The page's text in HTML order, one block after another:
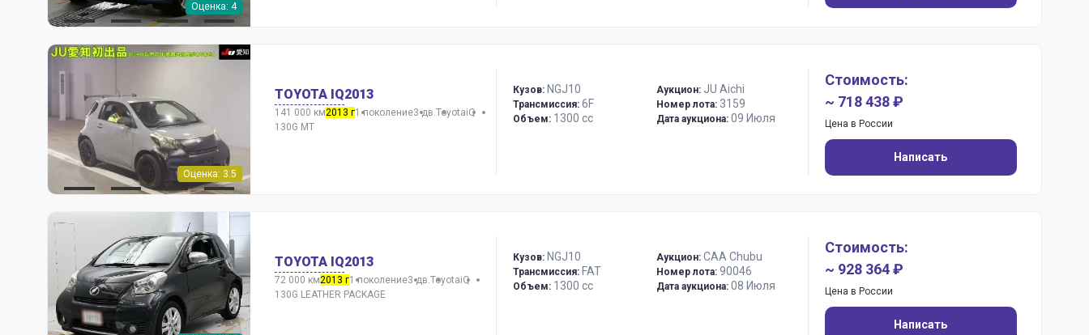
Оценка: 4
Оценка: 3.5
TOYOTA IQ2013
141 000 км2013 г1 поколение3 дв.ToyotaiQ
130G MT
Кузов: NGJ10
Трансмиссия: 6F
Объем: 1300 сс
Аукцион: JU Aichi
Номер лота: 3159
Дата аукциона: 09 Июля
Стоимость:
~ 718 438 ₽
Цена в России
Написать
TOYOTA IQ2013
72 000 км2013 г1 поколение3 дв.ToyotaiQ
130G LEATHER PACKAGE
Кузов: NGJ10
Трансмиссия: FAT
Объем: 1300 сс
Аукцион: CAA Chubu
Номер лота: 90046
Дата аукциона: 08 Июля
Стоимость:
~ 928 364 ₽
Цена в России
Написать